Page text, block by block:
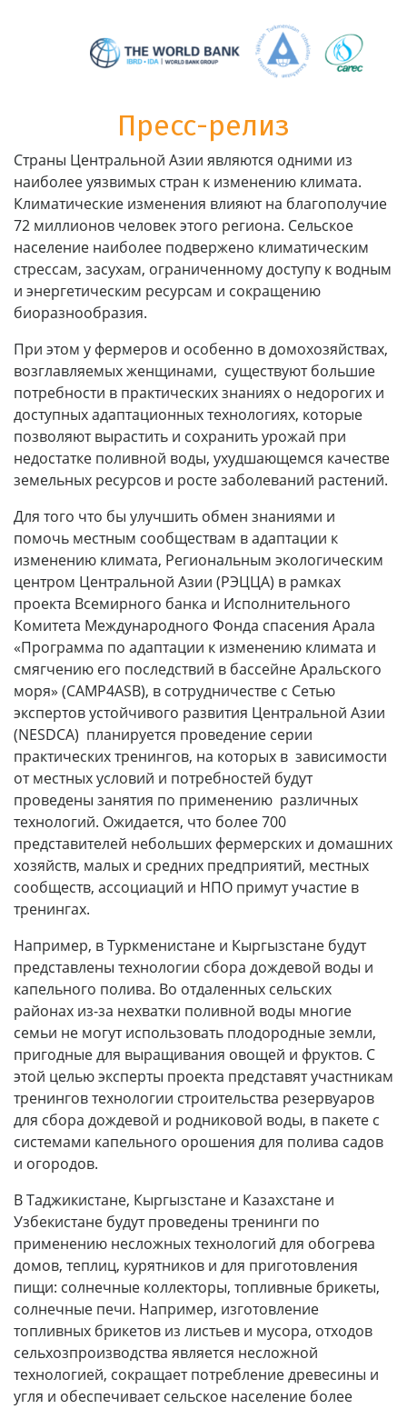
Пресс-релиз
Страны Центральной Азии являются одними из
наиболее уязвимых стран к изменению климата.
Климатические изменения влияют на благополучие
72 миллионов человек этого региона. Сельское
население наиболее подвержено климатическим
стрессам, засухам, ограниченному доступу к водным
и энергетическим ресурсам и сокращению
биоразнообразия.
При этом у фермеров и особенно в домохозяйствах,
возглавляемых женщинами, существуют большие
потребности в практических знаниях о недорогих и
доступных адаптационных технологиях, которые
позволяют вырастить и сохранить урожай при
недостатке поливной воды, ухудшающемся качестве
земельных ресурсов и росте заболеваний растений.
Для того что бы улучшить обмен знаниями и
помочь местным сообществам в адаптации к
изменению климата, Региональным экологическим
центром Центральной Азии (РЭЦЦА) в рамках
проекта Всемирного банка и Исполнительного
Комитета Международного Фонда спасения Арала
«Программа по адаптации к изменению климата и
смягчению его последствий в бассейне Аральского
моря» (CAMP4ASB), в сотрудничестве с Cетью
экспертов устойчивого развития Центральной Азии
(NESDCA) планируется проведение серии
практических тренингов, на которых в зависимости
от местных условий и потребностей будут
проведены занятия по применению различных
технологий. Ожидается, что более 700
представителей небольших фермерских и домашних
хозяйств, малых и средних предприятий, местных
сообществ, ассоциаций и НПО примут участие в
тренингах.
Например, в Туркменистане и Кыргызстане будут
представлены технологии сбора дождевой воды и
капельного полива. Во отдаленных сельских
районах из-за нехватки поливной воды многие
семьи не могут использовать плодородные земли,
пригодные для выращивания овощей и фруктов. С
этой целью эксперты проекта представят участникам
тренингов технологии строительства резервуаров
для сбора дождевой и родниковой воды, в пакете с
системами капельного орошения для полива садов
и огородов.
В Таджикистане, Кыргызстане и Казахстане и
Узбекистане будут проведены тренинги по
применению несложных технологий для обогрева
домов, теплиц, курятников и для приготовления
пищи: солнечные коллекторы, топливные брикеты,
солнечные печи. Например, изготовление
топливных брикетов из листьев и мусора, отходов
сельхозпроизводства является несложной
технологией, сокращает потребление древесины и
угля и обеспечивает сельское население более